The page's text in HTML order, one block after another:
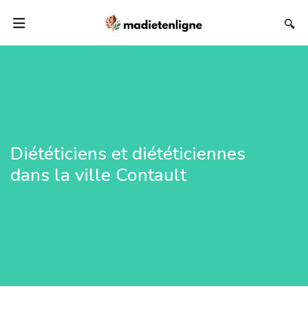
🔍
Diététiciens et diététiciennes
dans la ville Contault